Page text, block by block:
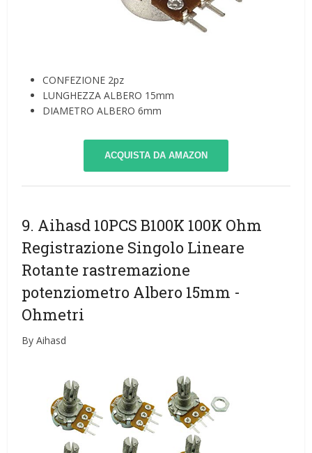
CONFEZIONE 2pz
LUNGHEZZA ALBERO 15mm
DIAMETRO ALBERO 6mm
ACQUISTA DA AMAZON
9. Aihasd 10PCS B100K 100K Ohm
Registrazione Singolo Lineare
Rotante rastremazione
potenziometro Albero 15mm -
Ohmetri
By Aihasd